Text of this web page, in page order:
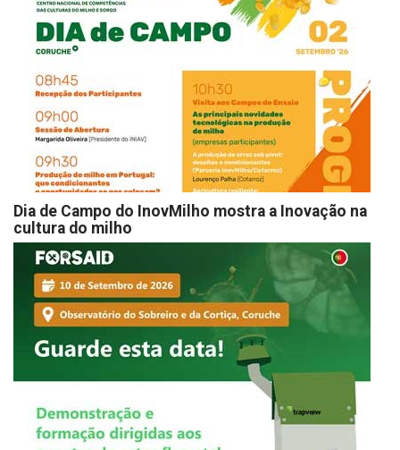
Dia de Campo do InovMilho mostra a Inovação na
cultura do milho